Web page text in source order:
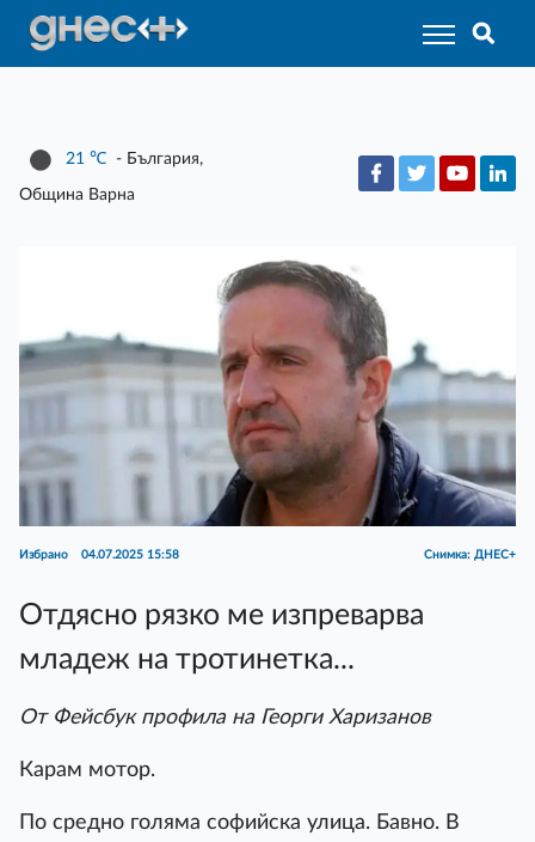
21 ℃ - България,
Община Варна
Избрано 04.07.2025 15:58 Снимка: ДНЕС+
Отдясно рязко ме изпреварва
младеж на тротинетка...
От Фейсбук профила на Георги Харизанов
Карам мотор.
По средно голяма софийска улица. Бавно. В